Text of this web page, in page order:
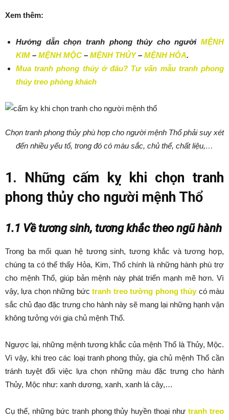
Xem thêm:
Hướng dẫn chọn tranh phong thủy cho người MỆNH
KIM – MỆNH MỘC – MỆNH THỦY– MỆNH HỎA.
Mua tranh phong thủy ở đâu? Tư vấn mẫu tranh phong
thủy treo phòng khách
Chọn tranh phong thủy phù hợp cho người mệnh Thổ phải suy xét
đến nhiều yếu tố, trong đó có màu sắc, chủ thể, chất liệu,…
1. Những cấm kỵ khi chọn tranh
phong thủy cho người mệnh Thổ
1.1 Về tương sinh, tương khắc theo ngũ hành
Trong ba mối quan hệ tương sinh, tương khắc và tương hợp,
chúng ta có thể thấy Hỏa, Kim, Thổ chính là những hành phù trợ
cho mệnh Thổ, giúp bản mệnh này phát triển mạnh mẽ hơn. Vì
vậy, lựa chọn những bứctranh treo tường phong thủycó màu
sắc chủ đạo đặc trưng cho hành này sẽ mang lại những hạnh vận
không tưởng với gia chủ mệnh Thổ.
Ngược lại, những mệnh tương khắc của mệnh Thổ là Thủy, Mộc.
Vì vậy, khi treo các loại tranh phong thủy, gia chủ mệnh Thổ cần
tránh tuyệt đối việc lựa chọn những màu đặc trưng cho hành
Thủy, Mộc như: xanh dương, xanh, xanh lá cây,…
Cụ thể, những bức tranh phong thủy huyền thoại nhưtranh treo